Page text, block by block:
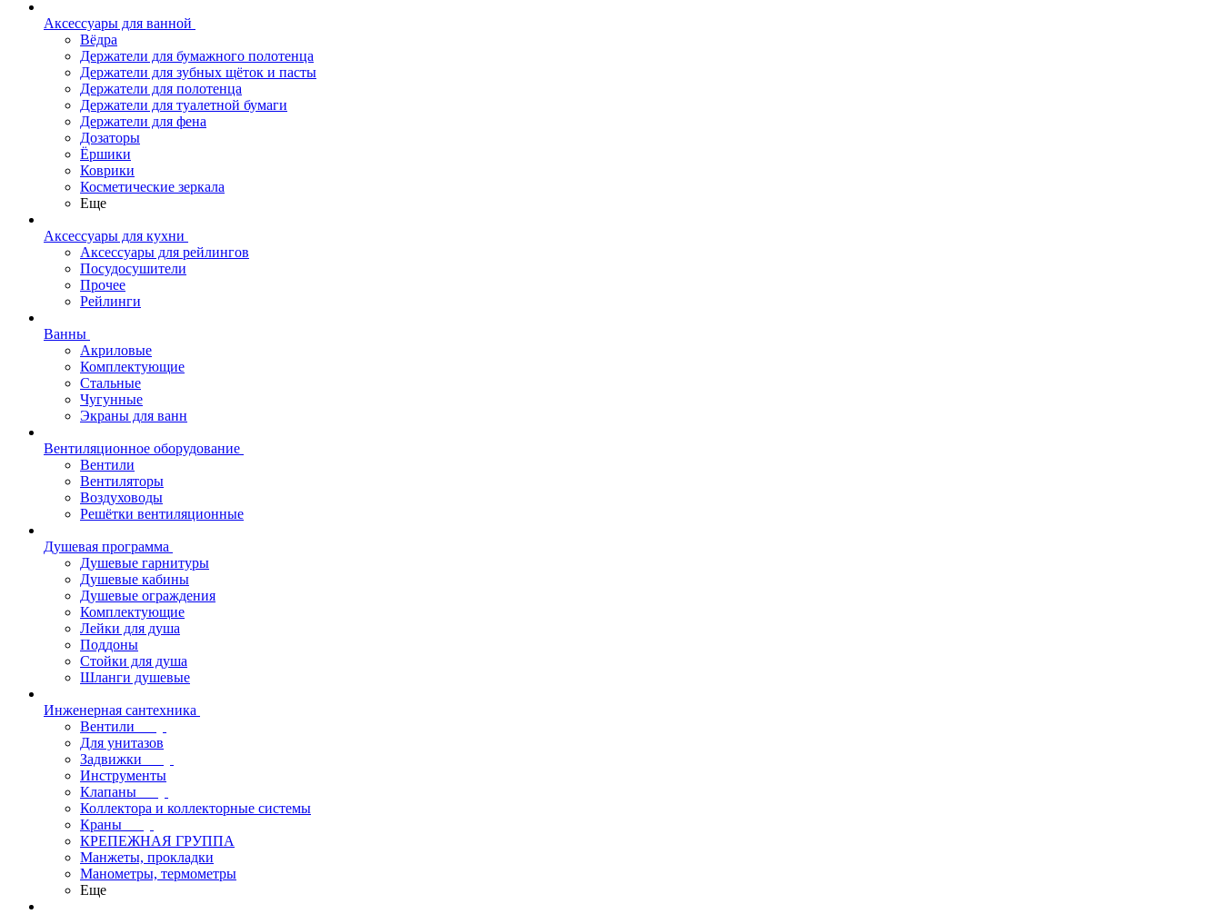
Аксессуары для ванной
Вёдра
Держатели для бумажного полотенца
Держатели для зубных щёток и пасты
Держатели для полотенца
Держатели для туалетной бумаги
Держатели для фена
Дозаторы
Ёршики
Коврики
Косметические зеркала
Еще
Аксессуары для кухни
Аксессуары для рейлингов
Посудосушители
Прочее
Рейлинги
Ванны
Акриловые
Комплектующие
Стальные
Чугунные
Экраны для ванн
Вентиляционное оборудование
Вентили
Вентиляторы
Воздуховоды
Решётки вентиляционные
Душевая программа
Душевые гарнитуры
Душевые кабины
Душевые ограждения
Комплектующие
Лейки для душа
Поддоны
Стойки для душа
Шланги душевые
Инженерная сантехника
Вентили
Для унитазов
Задвижки
Инструменты
Клапаны
Коллектора и коллекторные системы
Краны
КРЕПЕЖНАЯ ГРУППА
Манжеты, прокладки
Манометры, термометры
Еще